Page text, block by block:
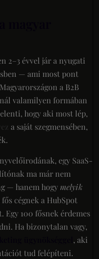
2–3 évvel jár a nyugati
— ami most pont
a B2B
valamilyen formában
hogy aki most lép,
a saját szegmensében,
egy SaaS-
ma már nem
— hanem hogymelyik
fős cégnek a HubSpot
Egy 100 fősnek érdemes
Ha bizonytalan vagy,
, aki
tud felépíteni.